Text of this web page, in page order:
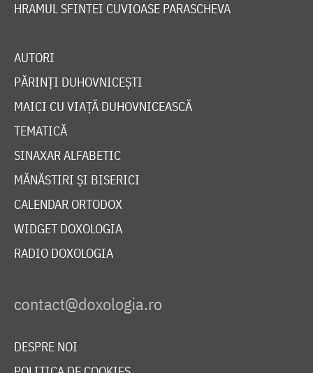
HRAMUL SFINTEI CUVIOASE PARASCHEVA
AUTORI
PĂRINȚI DUHOVNICEȘTI
MAICI CU VIAȚĂ DUHOVNICEASCĂ
TEMATICĂ
SINAXAR ALFABETIC
MĂNĂSTIRI ȘI BISERICI
CALENDAR ORTODOX
WIDGET DOXOLOGIA
RADIO DOXOLOGIA
DESPRE NOI